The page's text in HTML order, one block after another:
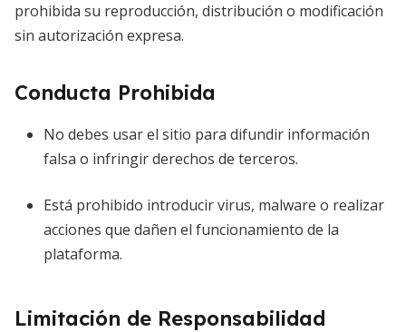
prohibida su reproducción, distribución o modificación
sin autorización expresa.
Conducta Prohibida
No debes usar el sitio para difundir información
falsa o infringir derechos de terceros.
Está prohibido introducir virus, malware o realizar
acciones que dañen el funcionamiento de la
plataforma.
Limitación de Responsabilidad